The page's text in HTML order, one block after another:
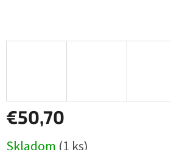
€50,70